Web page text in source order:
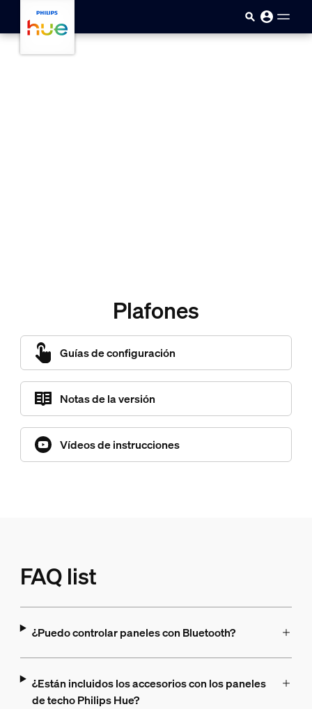
Saltar al contenido principal
Plafones
Guías de configuración
Notas de la versión
Vídeos de instrucciones
FAQ list
¿Puedo controlar paneles con Bluetooth?
¿Están incluidos los accesorios con los paneles
de techo Philips Hue?